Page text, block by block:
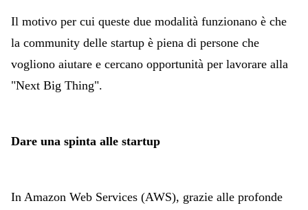
Il motivo per cui queste due modalità funzionano è che
la community delle startup è piena di persone che
vogliono aiutare e cercano opportunità per lavorare alla
"Next Big Thing".
Dare una spinta alle startup
In Amazon Web Services (AWS), grazie alle profonde